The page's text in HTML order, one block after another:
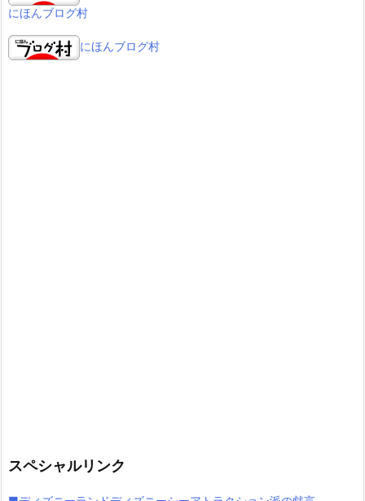
にほんブログ村
にほんブログ村
スペシャルリンク